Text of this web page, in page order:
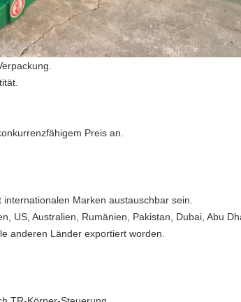
Preis an.
Marken austauschbar sein.
US, Australien, Rumänien, Pakistan, Dubai, Abu
anderen Länder exportiert worden.